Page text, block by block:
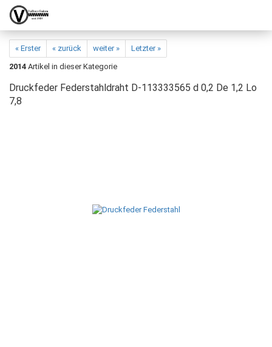
« Erster « zurück weiter »
Letzter »
2014 Artikel in dieser Kategorie
Druckfeder Federstahldraht D-113333565 d 0,2 De 1,2 Lo
7,8